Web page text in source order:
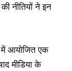
नीतियों ने इन
में आयोजित एक
मीडिया के